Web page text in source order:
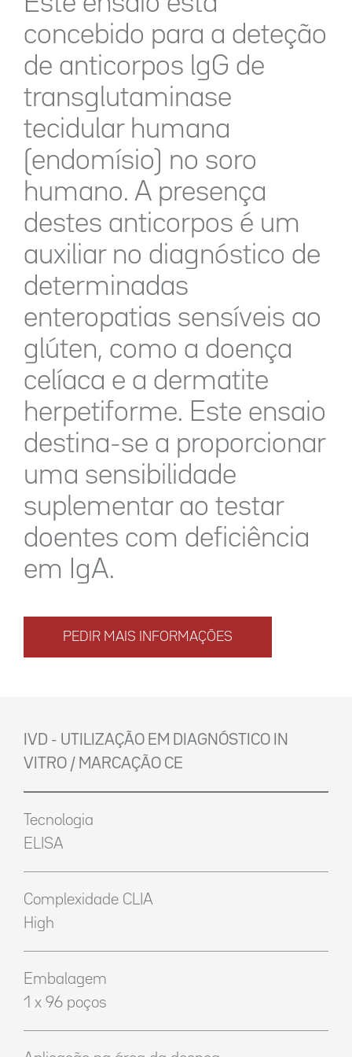
concebido para a deteção
de anticorpos lgG de
transglutaminase
tecidular humana
(endomísio) no soro
humano. A presença
destes anticorpos é um
auxiliar no diagnóstico de
determinadas
enteropatias sensíveis ao
glúten, como a doença
celíaca e a dermatite
herpetiforme. Este ensaio
destina-se a proporcionar
uma sensibilidade
suplementar ao testar
doentes com deficiência
em IgA.
PEDIR MAIS INFORMAÇÕES
IVD - UTILIZAÇÃO EM DIAGNÓSTICO IN
VITRO / MARCAÇÃO CE
Tecnologia
ELISA
Complexidade CLIA
High
Embalagem
1 x 96 poços